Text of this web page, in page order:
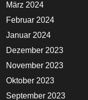
März 2024
Februar 2024
Januar 2024
Dezember 2023
November 2023
Oktober 2023
September 2023